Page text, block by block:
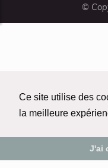
Ce site utilise des
la meilleure
J'ai
©